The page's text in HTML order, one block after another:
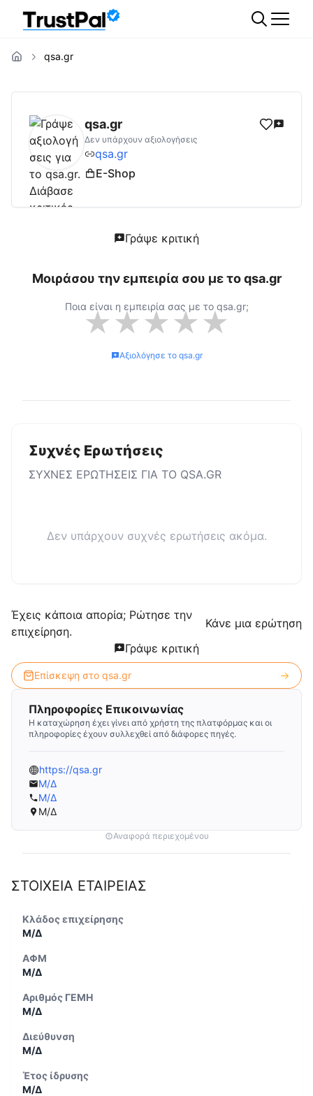
qsa.gr
qsa.grΑξιολογήσεις | Δες Αξιολογήσεις
qsa.gr
Δεν υπάρχουν αξιολογήσεις
qsa.gr
E-Shop
Γράψε κριτική
Μοιράσου την εμπειρία σου με τοqsa.gr
Ποια είναι η εμπειρία σας με το qsa.gr;
★★★★★
Αξιολόγησε το qsa.gr
Συχνές Ερωτήσεις
ΣΥΧΝΕΣ ΕΡΩΤΗΣΕΙΣ ΓΙΑ ΤΟ QSA.GR
Δεν υπάρχουν συχνές ερωτήσεις ακόμα.
Έχεις κάποια απορία; Ρώτησε την
επιχείρηση.
Κάνε μια ερώτηση
Γράψε κριτική
Επίσκεψη στο qsa.gr
Πληροφορίες Επικοινωνίας
Η καταχώρηση έχει γίνει από χρήστη της πλατφόρμας και οι
πληροφορίες έχουν συλλεχθεί από διάφορες πηγές.
https://qsa.gr
Μ/Δ
Μ/Δ
Μ/Δ
Αναφορά περιεχομένου
ΣΤΟΙΧΕΙΑ ΕΤΑΙΡΕΙΑΣ
Κλάδος επιχείρησης
Μ/Δ
ΑΦΜ
Μ/Δ
Αριθμός ΓΕΜΗ
Μ/Δ
Διεύθυνση
Μ/Δ
Έτος ίδρυσης
Μ/Δ